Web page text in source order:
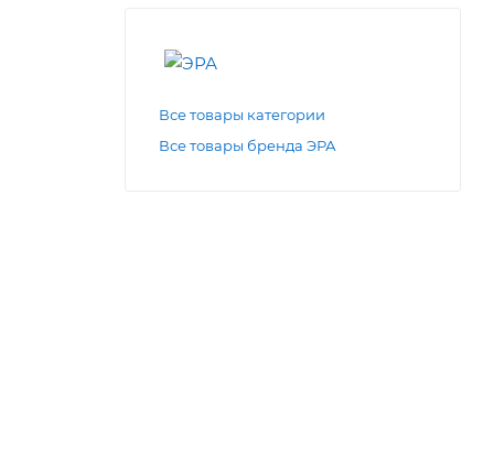
Все товары категории
Все товары бренда ЭРА